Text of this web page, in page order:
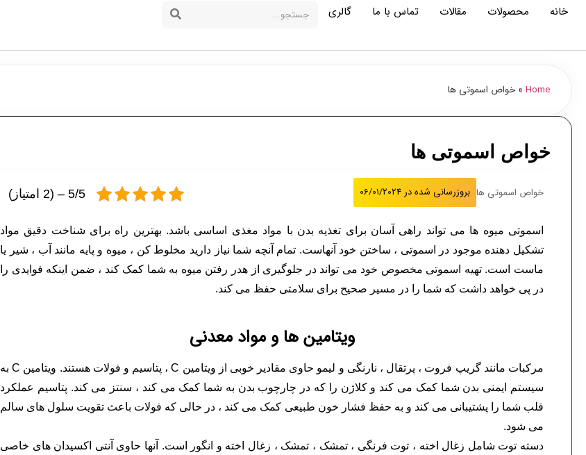
خانه محصولات مقالات تماس با ما گالری
Home
»خواص اسموتی ها
خواص اسموتی ها
خواص اسموتی ها بروزرسانی شده در 06/01/2024 5/5 – (2 امتیاز)
اسموتی میوه ها می تواند راهی آسان برای تغذیه بدن با مواد مغذی اساسی باشد. بهترین راه برای شناخت دقیق مواد
تشکیل دهنده موجود در اسموتی ، ساختن خود آنهاست. تمام آنچه شما نیاز دارید مخلوط کن ، میوه و پایه مانند آب ، شیر یا
ماست است. تهیه اسموتی مخصوص خود می تواند در جلوگیری از هدر رفتن میوه به شما کمک کند ، ضمن اینکه فوایدی را
در پی خواهد داشت که شما را در مسیر صحیح برای سلامتی حفظ می کند.
ویتامین ها و مواد معدنی
مرکبات مانند گریپ فروت ، پرتقال ، نارنگی و لیمو حاوی مقادیر خوبی از ویتامین C ، پتاسیم و فولات هستند. ویتامین C به
سیستم ایمنی بدن شما کمک می کند و کلاژن را که در چارچوب بدن به شما کمک می کند ، سنتز می کند. پتاسیم عملکرد
قلب شما را پشتیبانی می کند و به حفظ فشار خون طبیعی کمک می کند ، در حالی که فولات باعث تقویت سلول های سالم
می شود.
دسته توت شامل زغال اخته ، توت فرنگی ، تمشک ، تمشک ، زغال اخته و انگور است. آنها حاوی آنتی اکسیدان های خاصی